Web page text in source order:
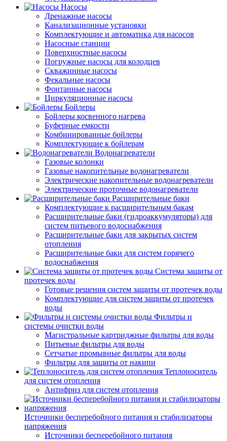
Насосы
Дренажные насосы
Канализационные установки
Комплектующие и автоматика для насосов
Насосные станции
Поверхностные насосы
Погружные насосы для колодцев
Скважинные насосы
Фекальные насосы
Фонтанные насосы
Циркуляционные насосы
Бойлеры
Бойлеры косвенного нагрева
Буферные емкости
Комбинированные бойлеры
Комплектующие к бойлерам
Водонагреватели
Газовые колонки
Газовые накопительные водонагреватели
Электрические накопительные водонагреватели
Электрические проточные водонагреватели
Расширительные баки
Комплектующие к расширительным бакам
Расширительные баки (гидроаккумуляторы) для
систем питьевого водоснабжения
Расширительные баки для закрытых систем
отопления
Расширительные баки для систем горячего
водоснабжения
Система защиты от
протечек воды
Готовые решения систем защиты от протечек воды
Комплектующие для систем защиты от протечек
воды
Фильтры и
системы очистки воды
Магистральные картриджные фильтры для воды
Питьевые фильтры для воды
Сетчатые промывные фильтры для воды
Фильтры для защиты от накипи
Теплоноситель
для систем отопления
Антифриз для систем отопления
Источники бесперебойного питания и стабилизаторы
напряжения
Источники бесперебойного питания